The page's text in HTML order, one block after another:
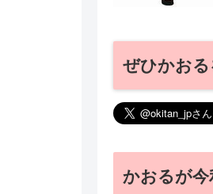
ぜひかお
かおるが今